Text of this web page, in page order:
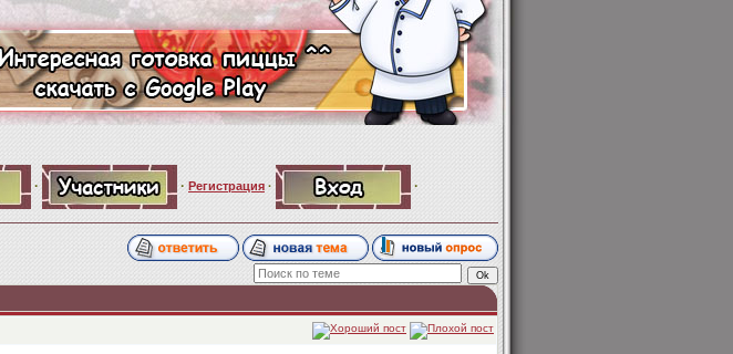
· · Регистрация · ·